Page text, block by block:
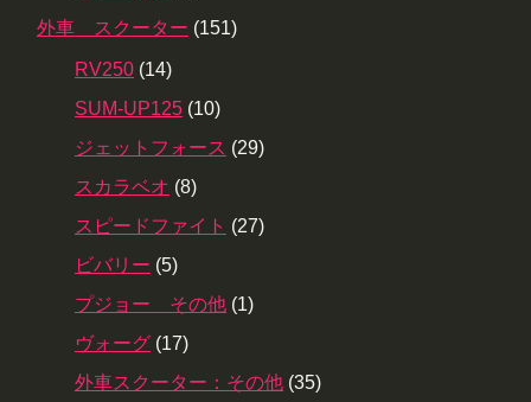
外車 スクーター (151)
RV250 (14)
SUM-UP125 (10)
ジェットフォース (29)
スカラベオ (8)
スピードファイト (27)
ビバリー (5)
プジョー その他 (1)
ヴォーグ (17)
外車スクーター：その他 (35)